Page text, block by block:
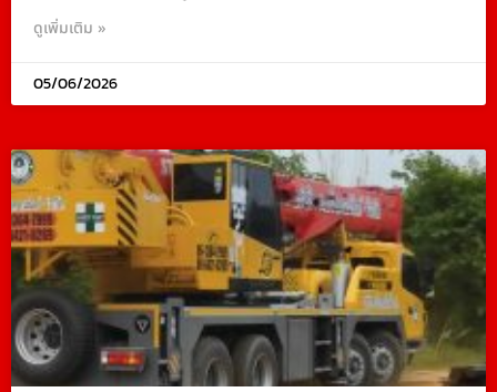
ดูเพิ่มเติม »
05/06/2026